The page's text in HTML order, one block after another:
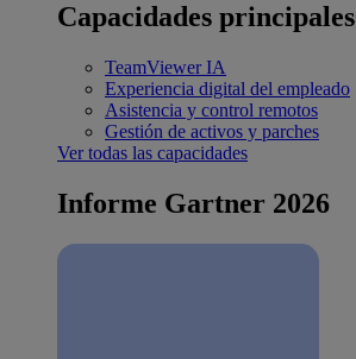
Capacidades principales
TeamViewer IA
Experiencia digital del empleado
Asistencia y control remotos
Gestión de activos y parches
Ver todas las capacidades
Informe Gartner 2026